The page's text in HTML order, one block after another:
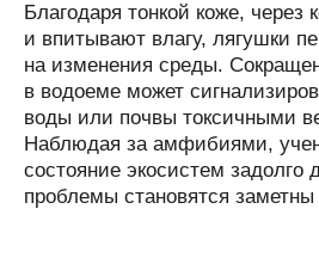
Благодаря тонкой коже,
и впитывают влагу, лягушки
на изменения среды.
в водоеме может
воды или почвы токсичными
Наблюдая за амфибиями,
состояние экосистем задолго
проблемы становятся заметны